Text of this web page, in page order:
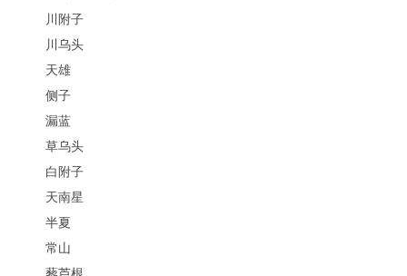
川附子
川乌头
天雄
侧子
漏蓝
草乌头
白附子
天南星
半夏
常山